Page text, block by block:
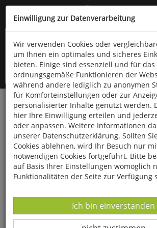
Kompletten Head der Seite
oder (06766) 9323-960
Startseite Bücher Literatur
Jenseits von Afrika
Einwilligung zur Datenverarbeitung
Wir verwenden Cookies oder
um Ihnen ein optimales und sicheres
bieten. Einige sind essenziell und für das
ordnungsgemäße Funktionieren der
während andere lediglich zu anonymen
für Komforteinstellungen oder zur
personalisierter Inhalte genutzt werden.
hier Ihre Einwilligung erteilen und
oder anpassen. Weitere Informationen
unserer Datenschutzerklärung. Sollten
Cookies ablehnen, wird Ihr Besuch nur
notwendigen Cookies fortgeführt. Bitte
auf Basis Ihrer Einstellungen womöglich
Funktionalitäten der Seite zur Verfügung
Datenverarbeitung -
Ich bin einverstanden